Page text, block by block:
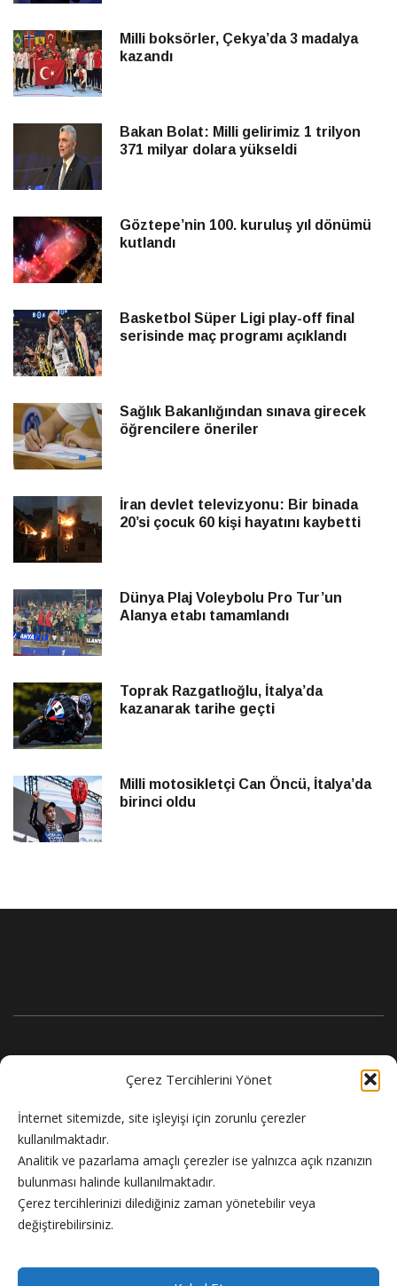
Çerez Tercihlerini Yönet
İnternet sitemizde, site işleyişi için zorunlu çerezler
kullanılmaktadır.
Analitik ve pazarlama amaçlı çerezler ise yalnızca açık rızanızın
bulunması halinde kullanılmaktadır.
Çerez tercihlerinizi dilediğiniz zaman yönetebilir veya
değiştirebilirsiniz.
Milli boksörler, Çekya’da 3 madalya
kazandı
Bakan Bolat: Milli gelirimiz 1 trilyon
371 milyar dolara yükseldi
Göztepe’nin 100. kuruluş yıl dönümü
kutlandı
Basketbol Süper Ligi play-off final
serisinde maç programı açıklandı
Sağlık Bakanlığından sınava girecek
öğrencilere öneriler
İran devlet televizyonu: Bir binada
20’si çocuk 60 kişi hayatını kaybetti
Dünya Plaj Voleybolu Pro Tur’un
Alanya etabı tamamlandı
Toprak Razgatlıoğlu, İtalya’da
kazanarak tarihe geçti
Milli motosikletçi Can Öncü, İtalya’da
birinci oldu
Flash Haber doğru ve güncel haber sitesi.